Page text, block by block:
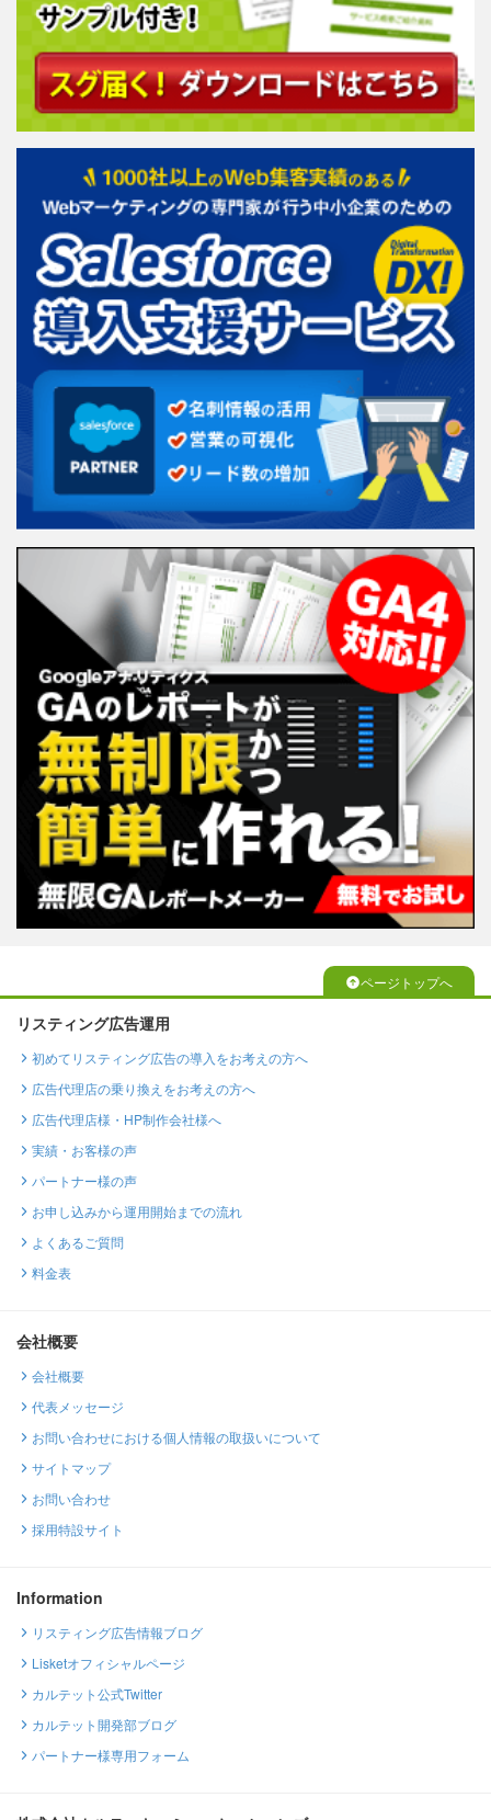
ページトップへ
リスティング広告運用
初めてリスティング広告の導入をお考えの方へ
広告代理店の乗り換えをお考えの方へ
広告代理店様・HP制作会社様へ
実績・お客様の声
パートナー様の声
お申し込みから運用開始までの流れ
よくあるご質問
料金表
会社概要
会社概要
代表メッセージ
お問い合わせにおける個人情報の取扱いについて
サイトマップ
お問い合わせ
採用特設サイト
Information
リスティング広告情報ブログ
Lisketオフィシャルページ
カルテット公式Twitter
カルテット開発部ブログ
パートナー様専用フォーム